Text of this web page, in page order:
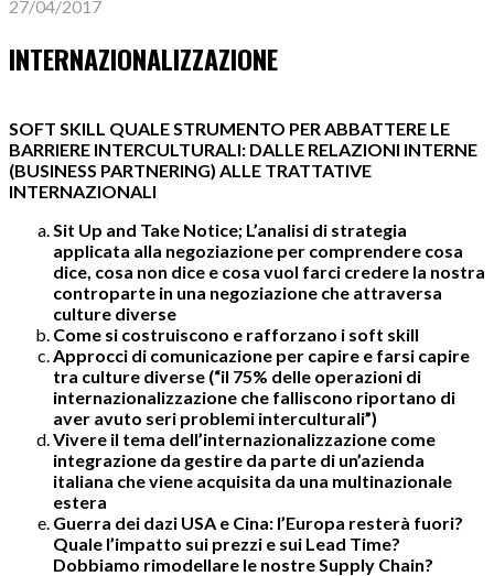
27/04/2017
INTERNAZIONALIZZAZIONE
SOFT SKILL QUALE STRUMENTO PER ABBATTERE LE
BARRIERE INTERCULTURALI: DALLE RELAZIONI INTERNE
(BUSINESS PARTNERING) ALLE TRATTATIVE
INTERNAZIONALI
Sit Up and Take Notice; L’analisi di strategia
applicata alla negoziazione per comprendere cosa
dice, cosa non dice e cosa vuol farci credere la nostra
controparte in una negoziazione che attraversa
culture diverse
Come si costruiscono e rafforzano i soft skill
Approcci di comunicazione per capire e farsi capire
tra culture diverse (“il 75% delle operazioni di
internazionalizzazione che falliscono riportano di
aver avuto seri problemi interculturali”)
Vivere il tema dell’internazionalizzazione come
integrazione da gestire da parte di un’azienda
italiana che viene acquisita da una multinazionale
estera
Guerra dei dazi USA e Cina: l’Europa resterà fuori?
Quale l’impatto sui prezzi e sui Lead Time?
Dobbiamo rimodellare le nostre Supply Chain?